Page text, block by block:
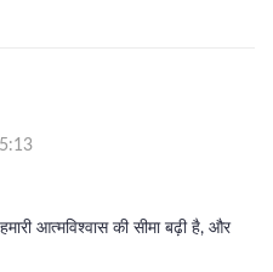
आत्मविश्वास की सीमा बढ़ी है, और